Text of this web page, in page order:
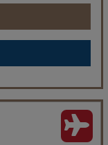
Jordániában